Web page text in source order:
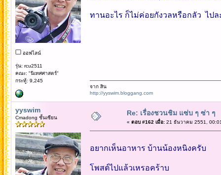
ออฟไลน์
รุ่น: rcu2511
คณะ: "นิเทศศาสตร์"
กระทู้: 9,245
ทานอะไร ก็ไม่ค่อยกังวลหรือกลัว ไป
จาก สิน
http://yyswim.bloggang.com
yyswim
Cmadong ชั้นเซียน
Re: เรื่องชวนชิม แซ่บ ๆ ซ่า ๆ
« ตอบ #162 เมื่อ:21 ธันวาคม 2551,
อยากเห็นอาหาร บ้านน้องหนิงครับ
โพสต์ไปแล้วเหรอคร้าบ